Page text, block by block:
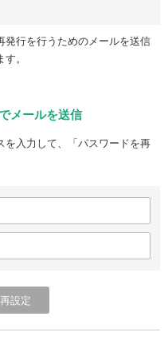
発行を行うためのメールを送信
。
メールを送信
を入力して、「パスワードを再